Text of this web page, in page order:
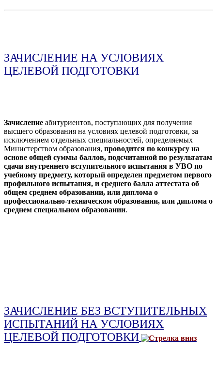
ЗАЧИСЛЕНИЕ НА УСЛОВИЯХ
ЦЕЛЕВОЙ ПОДГОТОВКИ
Зачисление абитуриентов, поступающих для получения
высшего образования на условиях целевой подготовки, за
исключением отдельных специальностей, определяемых
Министерством образования, проводится по конкурсу на
основе общей суммы баллов, подсчитанной по результатам
сдачи внутреннего вступительного испытания в УВО по
учебному предмету, который определен предметом первого
профильного испытания, и среднего балла аттестата об
общем среднем образовании, или диплома о
профессионально-техническом образовании, или диплома о
среднем специальном образовании.
ЗАЧИСЛЕНИЕ БЕЗ ВСТУПИТЕЛЬНЫХ
ИСПЫТАНИЙ НА УСЛОВИЯХ
ЦЕЛЕВОЙ ПОДГОТОВКИ